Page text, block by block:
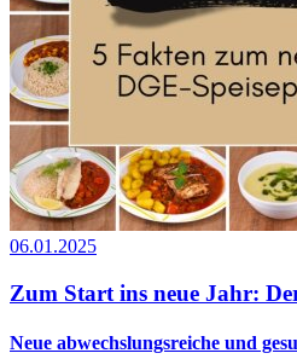
06.01.2025
Zum Start ins neue Jahr:
Neue abwechslungsreiche und